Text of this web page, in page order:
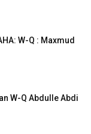
W-Q : Maxmud
W-Q Abdulle Abdi